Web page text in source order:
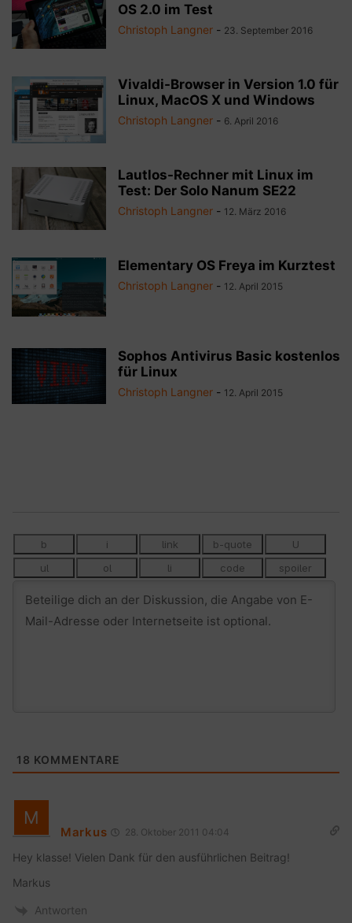
OS 2.0 im Test
Christoph Langner - 23. September 2016
Vivaldi-Browser in Version 1.0 für
Linux, MacOS X und Windows
Christoph Langner - 6. April 2016
Lautlos-Rechner mit Linux im
Test: Der Solo Nanum SE22
Christoph Langner - 12. März 2016
Elementary OS Freya im Kurztest
Christoph Langner - 12. April 2015
Sophos Antivirus Basic kostenlos
für Linux
Christoph Langner - 12. April 2015
18 KOMMENTARE
Markus 28. Oktober 2011 04:04
Hey klasse! Vielen Dank für den ausführlichen Beitrag!
Markus
Antworten